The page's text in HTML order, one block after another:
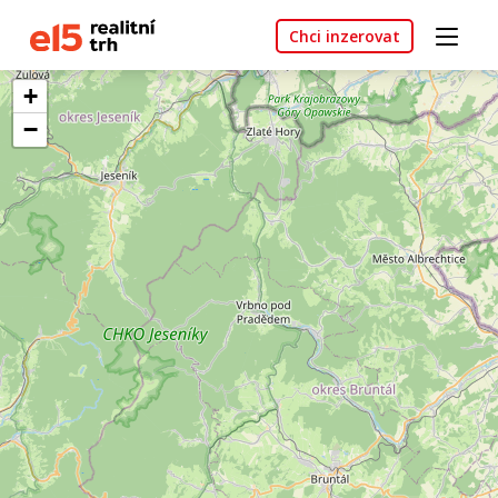
Chci inzerovat
+
−